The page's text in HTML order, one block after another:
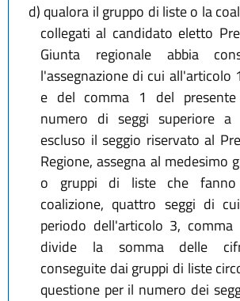
d) qualora il gruppo di liste o la
collegati al candidato eletto
Giunta regionale abbia
l'assegnazione di cui all'articolo
e del comma 1 del
numero di seggi superiore a
escluso il seggio riservato al
Regione, assegna al medesimo
o gruppi di liste che
coalizione, quattro seggi di
periodo dell'articolo 3,
divide la somma delle
conseguite dai gruppi di liste
questione per il numero dei